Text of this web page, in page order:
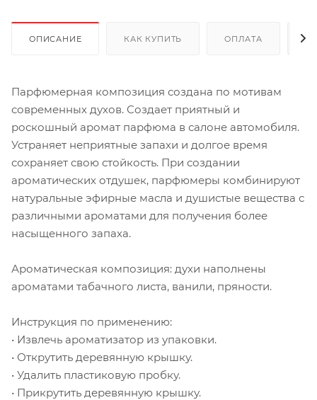
ОПИСАНИЕ КАК КУПИТЬ ОПЛАТА
Парфюмерная композиция создана по мотивам
современных духов. Создает приятный и
роскошный аромат парфюма в салоне автомобиля.
Устраняет неприятные запахи и долгое время
сохраняет свою стойкость. При создании
ароматических отдушек, парфюмеры комбинируют
натуральные эфирные масла и душистые вещества с
различными ароматами для получения более
насыщенного запаха.
Ароматическая композиция: духи наполнены
ароматами табачного листа, ванили, пряности.
Инструкция по применению:
• Извлечь ароматизатор из упаковки.
• Открутить деревянную крышку.
• Удалить пластиковую пробку.
• Прикрутить деревянную крышку.